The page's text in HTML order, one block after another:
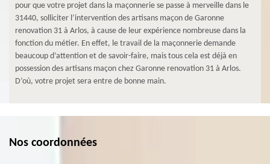
pour que votre projet dans la maçonnerie se passe à merveille dans le
31440, solliciter l’intervention des artisans maçon de Garonne
renovation 31 à Arlos, à cause de leur expérience nombreuse dans la
fonction du métier. En effet, le travail de la maçonnerie demande
beaucoup d’attention et de savoir-faire, mais tous cela est déjà en
possession des artisans maçon chez Garonne renovation 31 à Arlos.
D’où, votre projet sera entre de bonne main.
Nos coordonnées